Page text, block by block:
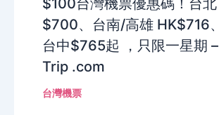
$100台灣機票優惠碼！台北
$700、台南/高雄 HK$716、
台中$765起 ，只限一星期 –
Trip .com
台灣機票